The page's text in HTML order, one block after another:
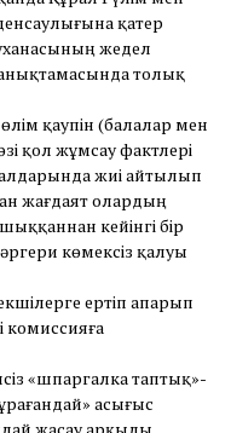
қатер
жедел
толық
қаупін (балалар мен
қол жұмсау фактлері
жиі айтылып
жағдаят олардың
кейінгі бір
көмексіз қалуы
ертіп апарып
комиссияға
«шпаргалка таптық»-
асығыс